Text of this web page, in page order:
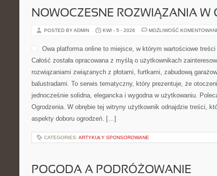
NOWOCZESNE ROZWIĄZANIA W
POSTED BY ADMIN KWI - 5 - 2026 MOŻLIWOŚĆ
Owa platforma online to miejsce, w którym wartościowe
Całość została opracowana z myślą o użytkownikach
rozwiązaniami związanych z płotami, furtkami, zabudową
balustradami. To serwis tematyczny, który prezentuje, że
jednocześnie solidna, elegancka i wygodna w użytkowaniu.
Ogrodzenia. W obrębie tej witryny użytkownik odnajdzie treści,
aspekty doboru ogrodzeń. […]
CATEGORIES: ARTYKUŁY SPONSOROWANE
POGODA A PODRÓŻOWANIE